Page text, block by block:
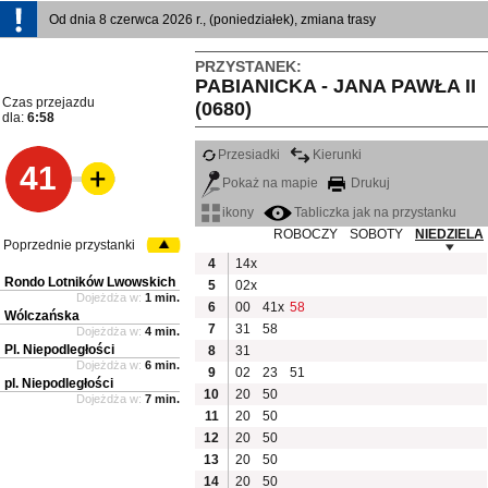
Od dnia 8 czerwca 2026 r., (poniedziałek), zmiana trasy
PRZYSTANEK:
PABIANICKA - JANA PAWŁA II
(0680)
Czas przejazdu
dla: 6:58
41
Przesiadki
Kierunki
Pokaż na mapie
Drukuj
ikony
Tabliczka jak na przystanku
ROBOCZY
SOBOTY
NIEDZIELA
4
14x
5
02x
6
00 41x 58
7
31
58
8
31
9
02 23
51
10
20
50
11
20
50
12
20
50
13
20
50
14
20 50
Poprzednie przystanki
Rondo Lotników Lwowskich
Dojeżdża w: 1 min.
Wólczańska
Dojeżdża w: 4 min.
Pl. Niepodległości
Dojeżdża w: 6 min.
pl. Niepodległości
Dojeżdża w: 7 min.